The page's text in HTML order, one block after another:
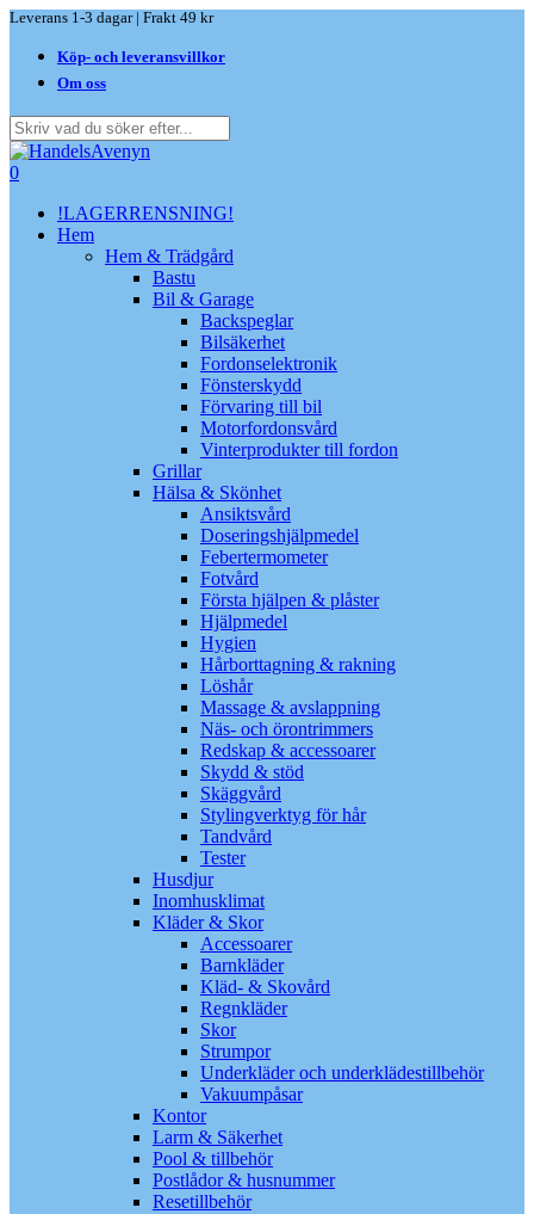
Skip
main
content
Leverans 1-3 dagar | Frakt 49 kr
Köp- och leveransvillkor
Om oss
Close
Search
search
0
!LAGERRENSNING!
Hem
Hem & Trädgård
Bastu
Bil & Garage
Backspeglar
Bilsäkerhet
Fordonselektronik
Fönsterskydd
Förvaring till bil
Motorfordonsvård
Vinterprodukter till fordon
Grillar
Hälsa & Skönhet
Ansiktsvård
Doseringshjälpmedel
Febertermometer
Fotvård
Första hjälpen & plåster
Hjälpmedel
Hygien
Hårborttagning & rakning
Löshår
Massage & avslappning
Näs- och örontrimmers
Redskap & accessoarer
Skydd & stöd
Skäggvård
Stylingverktyg för hår
Tandvård
Tester
Husdjur
Inomhusklimat
Kläder & Skor
Accessoarer
Barnkläder
Kläd- & Skovård
Regnkläder
Skor
Strumpor
Underkläder och underklädestillbehör
Vakuumpåsar
Kontor
Larm & Säkerhet
Pool & tillbehör
Postlådor & husnummer
Resetillbehör